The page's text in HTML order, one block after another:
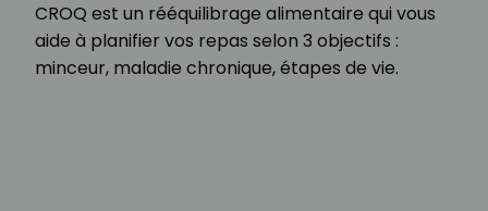
CROQ est un rééquilibrage alimentaire qui vous
aide à planifier vos repas selon 3 objectifs :
minceur, maladie chronique, étapes de vie.